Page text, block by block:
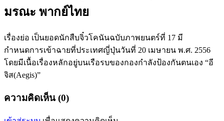
มรณะ พากย์ไทย
เรื่องย่อ เป็นยอดนักสืบจิ๋วโคนันฉบับภาพยนตร์ที่ 17 มี
กำหนดการเข้าฉายที่ประเทศญี่ปุ่นวันที่ 20 เมษายน พ.ศ. 2556
โดยมีเนื้อเรื่องหลักอยู่บนเรือรบของกองกำลังป้องกันตนเอง “อี
จิส(Aegis)”
ความคิดเห็น (0)